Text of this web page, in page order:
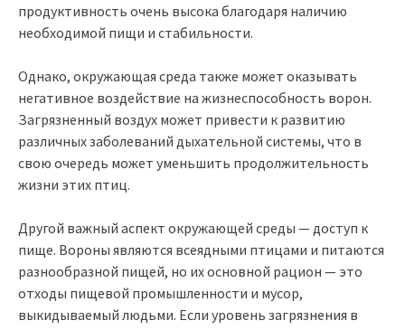
продуктивность очень высока благодаря наличию
необходимой пищи и стабильности.
Однако, окружающая среда также может оказывать
негативное воздействие на жизнеспособность ворон.
Загрязненный воздух может привести к развитию
различных заболеваний дыхательной системы, что в
свою очередь может уменьшить продолжительность
жизни этих птиц.
Другой важный аспект окружающей среды — доступ к
пище. Вороны являются всеядными птицами и питаются
разнообразной пищей, но их основной рацион — это
отходы пищевой промышленности и мусор,
выкидываемый людьми. Если уровень загрязнения в